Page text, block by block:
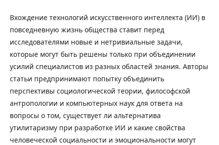
Вхождение технологий искусственного интеллекта (ИИ) в
повседневную жизнь общества ставит перед
исследователями новые и нетривиальные задачи,
которые могут быть решены только при объединении
усилий специалистов из разных областей знания. Авторы
статьи предпринимают попытку объединить
перспективы социологической теории, философской
антропологии и компьютерных наук для ответа на
вопросы о том, существует ли альтернатива
утилитаризму при разработке ИИ и какие свойства
человеческой социальности и эмоциональности могут